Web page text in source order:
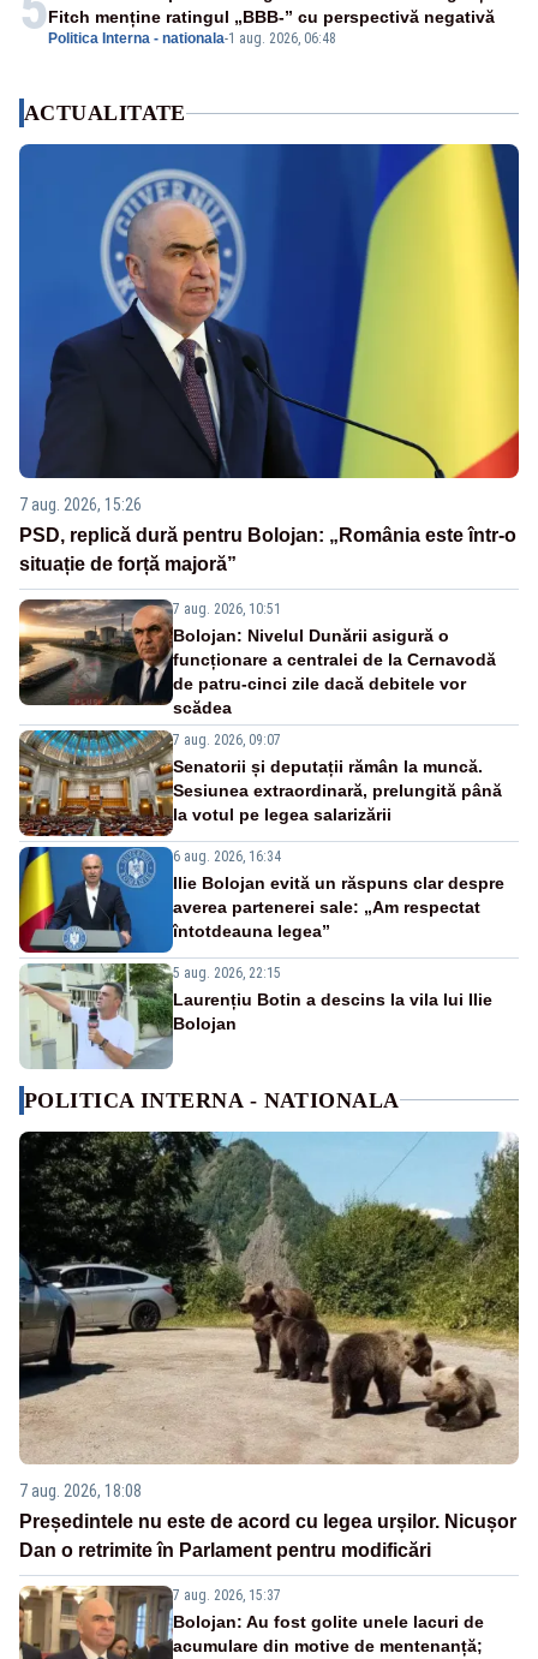
Politica Interna - nationala-1 aug. 2026, 06:48
Fitch menține ratingul „BBB-” cu perspectivă negativă
ACTUALITATE
7 aug. 2026, 15:26
PSD, replică dură pentru Bolojan: „România este într-o
situație de forță majoră”
7 aug. 2026, 10:51
Bolojan: Nivelul Dunării asigură o
funcționare a centralei de la Cernavodă
de patru-cinci zile dacă debitele vor
scădea
7 aug. 2026, 09:07
Senatorii și deputații rămân la muncă.
Sesiunea extraordinară, prelungită până
la votul pe legea salarizării
6 aug. 2026, 16:34
Ilie Bolojan evită un răspuns clar despre
averea partenerei sale: „Am respectat
întotdeauna legea”
5 aug. 2026, 22:15
Laurențiu Botin a descins la vila lui Ilie
Bolojan
POLITICA INTERNA - NATIONALA
7 aug. 2026, 18:08
Președintele nu este de acord cu legea urșilor. Nicușor
Dan o retrimite în Parlament pentru modificări
7 aug. 2026, 15:37
Bolojan: Au fost golite unele lacuri de
acumulare din motive de mentenanță;